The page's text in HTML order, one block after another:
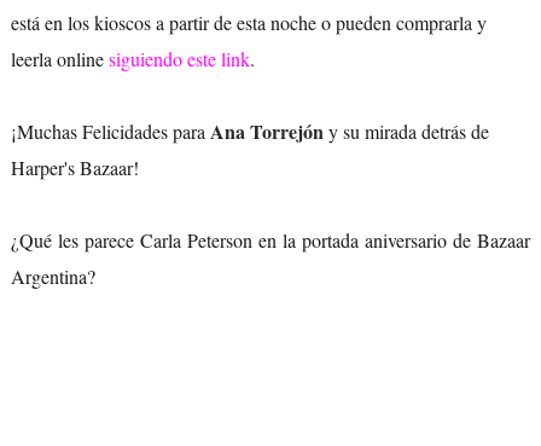
está en los kioscos a partir de esta noche o pueden comprarla y
leerla onlinesiguiendo este link.
¡Muchas Felicidades para Ana Torrejóny su mirada detrás de
Harper's Bazaar!
¿Qué les parece Carla Peterson en la portada aniversario de Bazaar
Argentina?